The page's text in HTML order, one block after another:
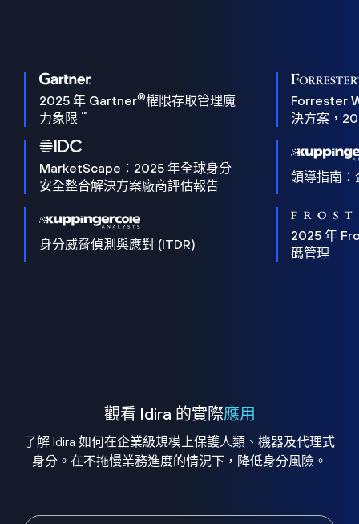
2025 年 Gartner®權限存取管理魔
力象限 ™
Forrester
決方案，
MarketScape：2025 年全球身分
安全整合解決方案廠商評估報告
領導指南
身分威脅偵測與應對 (ITDR)
2025 年
碼管理
觀看 Idira 的實際應用
了解 Idira 如何在企業級規模上保護人類、機器及代理式
身分。在不拖慢業務進度的情況下，降低身分風險。